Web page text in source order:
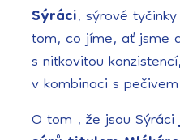
Sýráci, sýrové
tom, co jíme, ať jsme
s nitkovitou konzistencí
v kombinaci s
O tom , že jsou Sýráci